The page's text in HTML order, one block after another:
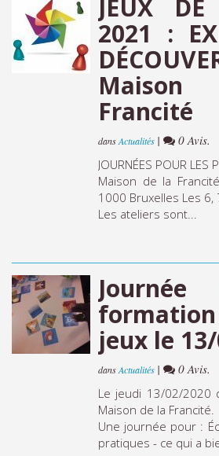
JEUX
2021 :
Francité
dansActualités |
0 Avis.
JOURNÉES POUR LES
Maison de la
1000 Bruxelles Les
Les ateliers sont...
jeux le
dansActualités |
0 Avis.
Le jeudi 13/02/2020
Maison de la Francité.
Une journée pour :
pratiques - ce qui a